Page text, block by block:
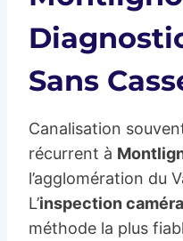
Sans
Canalisation
récurrent à
l’agglomération du
L’inspection
méthode la plus